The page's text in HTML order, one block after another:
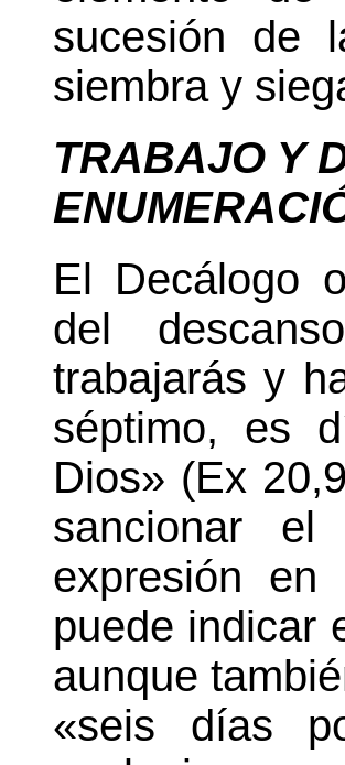
sucesión de
siembra y
TRABAJO Y
El Decálogo
del
trabajarás y
séptimo, es
Dios» (Ex
sancionar
expresión en
puede indicar
aunque
«seis días